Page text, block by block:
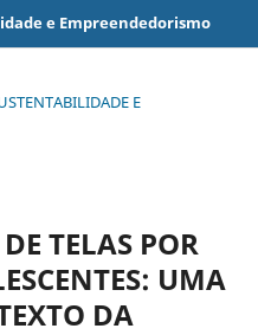
e Empreendedorismo
E
TELAS POR
UMA
DA